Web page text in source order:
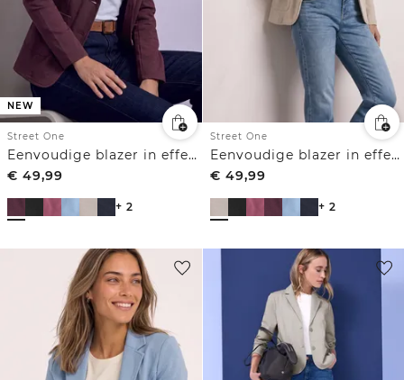
NEW
Street One
Eenvoudige blazer in effen kleur
€ 49,99
+ 2
Street One
Eenvoudige blazer in effen kleur
€ 49,99
+ 2